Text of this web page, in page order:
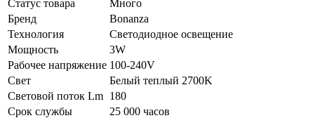
Статус товара
Много
Бренд
Bonanza
Технология
Светодиодное освещение
Мощность
3W
Рабочее напряжение 100-240V
Свет
Белый теплый 2700K
Световой поток Lm 180
Срок службы
25 000 часов